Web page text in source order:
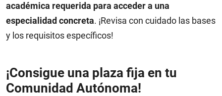
académica requerida para acceder a una
especialidad concreta. ¡Revisa con cuidado las bases
y los requisitos específicos!
¡Consigue una plaza fija en tu
Comunidad Autónoma!